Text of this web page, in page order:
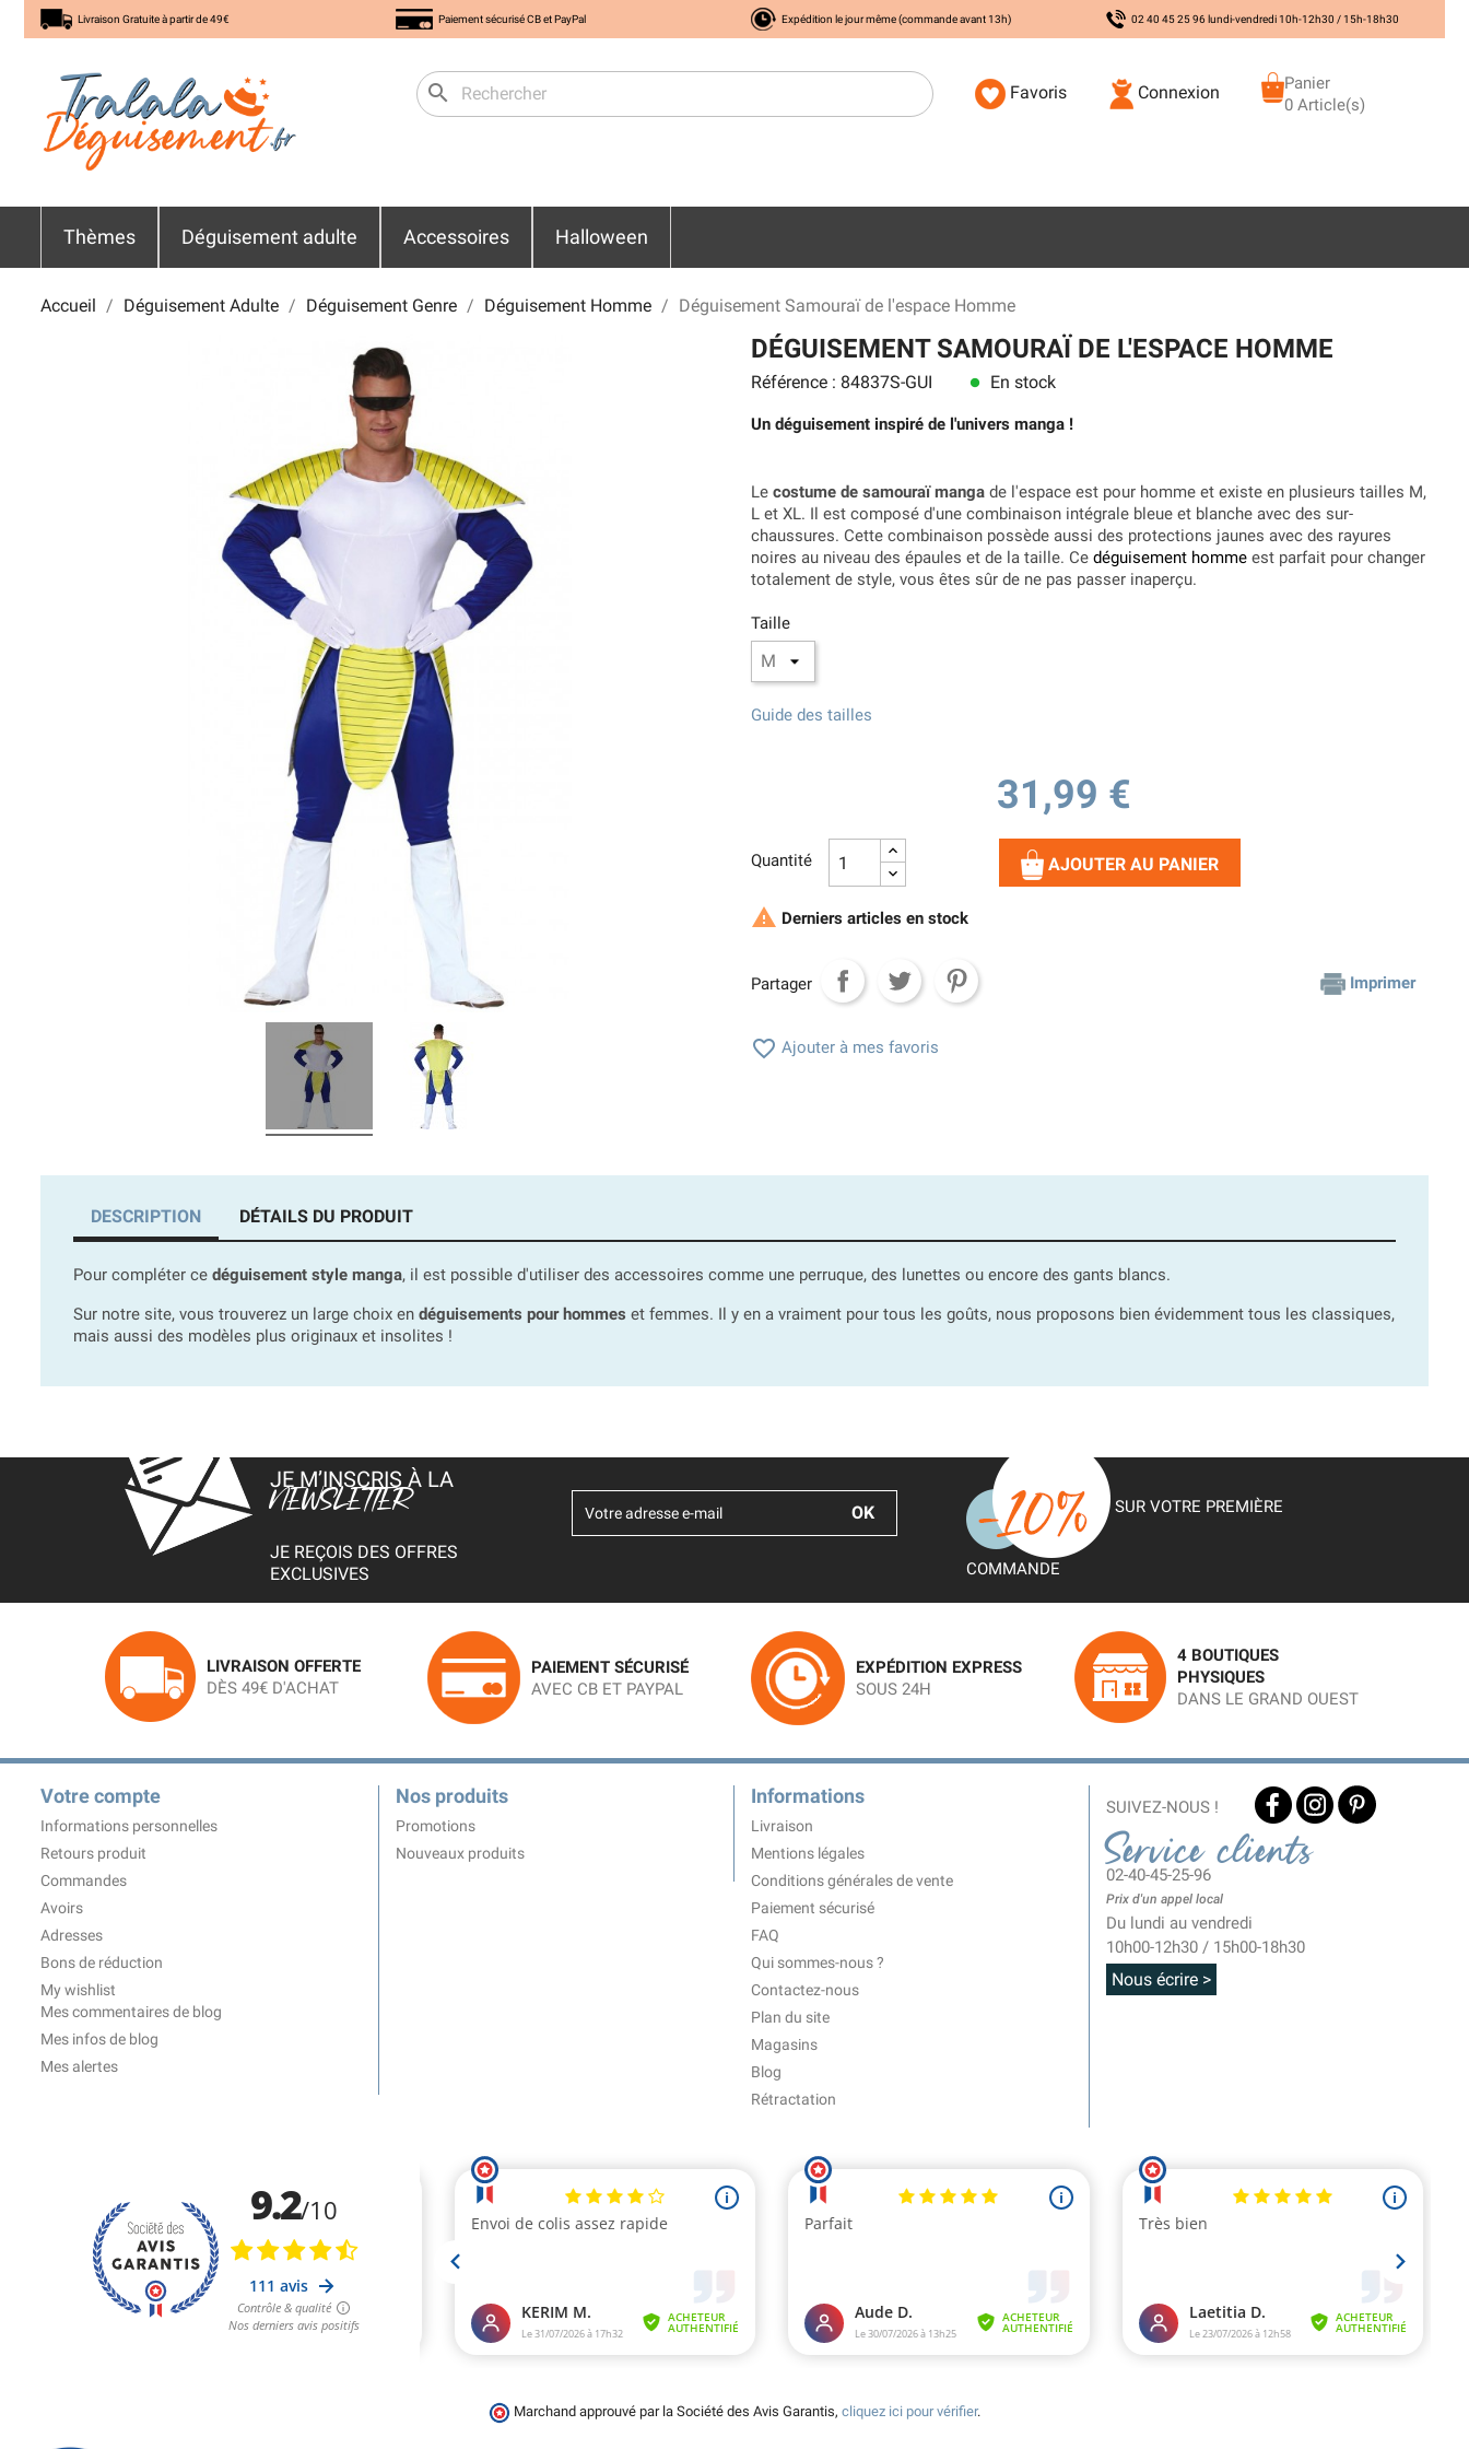
Livraison Gratuite à partir de 49€ Paiement sécurisé CB et PayPal Expédition le jour même (commande avant 13h) 02 40 45 25 96 lundi-vendredi 10h-12h30 / 15h-18h30
search Favoris Connexion
Panier
0 Article(s)
Thèmes Déguisement adulte Accessoires Halloween
Accueil Déguisement Adulte Déguisement Genre Déguisement Homme Déguisement Samouraï de l'espace Homme
DÉGUISEMENT SAMOURAÏ DE L'ESPACE HOMME
Référence : 84837S-GUI lens En stock
Un déguisement inspiré de l'univers manga !
Le costume de samouraï manga de l'espace est pour homme et existe en plusieurs tailles M,
L et XL. Il est composé d'une combinaison intégrale bleue et blanche avec des sur-
chaussures. Cette combinaison possède aussi des protections jaunes avec des rayures
noires au niveau des épaules et de la taille. Ce déguisement homme est parfait pour changer
totalement de style, vous êtes sûr de ne pas passer inaperçu.
Taille
Guide des tailles
31,99 €
Quantité AJOUTER AU PANIER
 Derniers articles en stock
Partager Imprimer
 Ajouter à mes favoris
DESCRIPTION DÉTAILS DU PRODUIT
Pour compléter ce déguisement style manga, il est possible d'utiliser des accessoires comme une perruque, des lunettes ou encore des gants blancs.
Sur notre site, vous trouverez un large choix en déguisements pour hommes et femmes. Il y en a vraiment pour tous les goûts, nous proposons bien évidemment tous les classiques,
mais aussi des modèles plus originaux et insolites !
JE M’INSCRIS À LA
NEWSLETTER
JE REÇOIS DES OFFRES
EXCLUSIVES
SUR VOTRE PREMIÈRE
COMMANDE
LIVRAISON OFFERTE
DÈS 49€ D'ACHAT
PAIEMENT SÉCURISÉ
AVEC CB ET PAYPAL
EXPÉDITION EXPRESS
SOUS 24H
4 BOUTIQUES
PHYSIQUES
DANS LE GRAND OUEST
Votre compte
Informations personnelles
Retours produit
Commandes
Avoirs
Adresses
Bons de réduction
My wishlist
Mes commentaires de blog
Mes infos de blog
Mes alertes
Nos produits
Promotions
Nouveaux produits
Informations
Livraison
Mentions légales
Conditions générales de vente
Paiement sécurisé
FAQ
Qui sommes-nous ?
Contactez-nous
Plan du site
Magasins
Blog
Rétractation
SUIVEZ-NOUS !
Service clients
02-40-45-25-96
Prix d'un appel local
Du lundi au vendredi
10h00-12h30 / 15h00-18h30
Nous écrire >
Marchand approuvé par la Société des Avis Garantis, cliquez ici pour vérifier.